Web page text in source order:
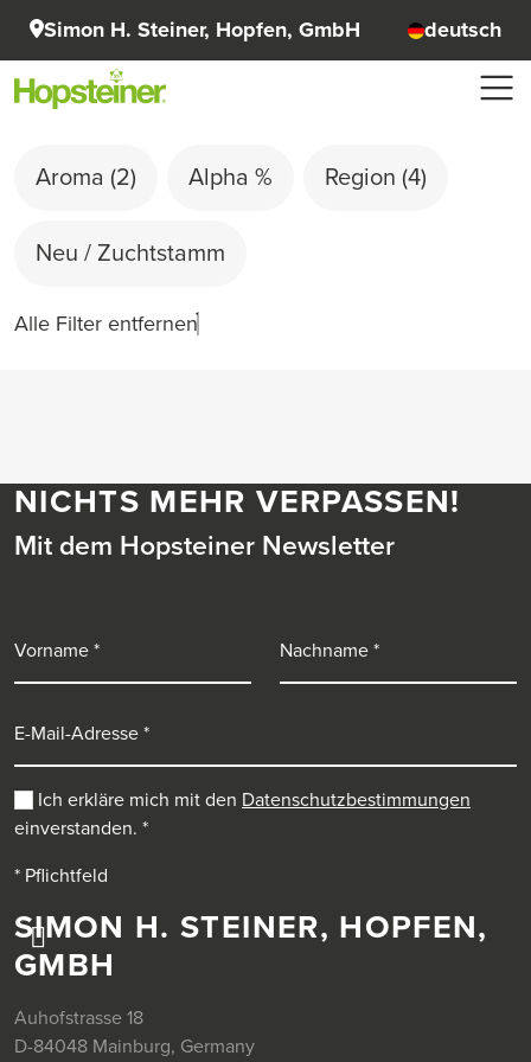
Simon H. Steiner, Hopfen, GmbH deutsch
Aroma (2) Alpha % Region (4)
Neu / Zuchtstamm
Alle Filter entfernen
SIMON H. STEINER, HOPFEN,
GMBH
Auhofstrasse 18
D-84048 Mainburg, Germany
NICHTS MEHR VERPASSEN!
Mit dem Hopsteiner Newsletter
Ich erkläre mich mit den Datenschutzbestimmungen
einverstanden. *
* Pflichtfeld